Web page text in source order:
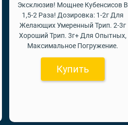
Эксклюзив! Мощнее Кубенсисов В
1,5-2 Раза! Дозировка: 1-2г Для
Желающих Умеренный Трип. 2-3г
Хороший Трип. 3г+ Для Опытных,
Максимальное Погружение.
Купить